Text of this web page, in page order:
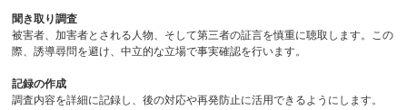
聞き取り調査
被害者、加害者とされる人物、そして第三者の証言を慎重に聴取します。この
際、誘導尋問を避け、中立的な立場で事実確認を行います。
記録の作成
調査内容を詳細に記録し、後の対応や再発防止に活用できるようにします。